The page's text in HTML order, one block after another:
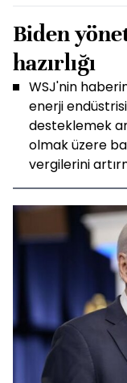
Biden
hazırlığı
WSJ'nin
enerji
desteklemek
olmak üzere
vergilerini